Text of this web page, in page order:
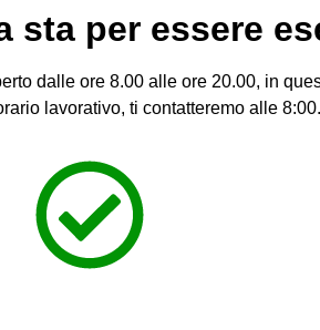
sta per essere
dalle ore 8.00 alle ore 20.00, in
lavorativo, ti contatteremo alle